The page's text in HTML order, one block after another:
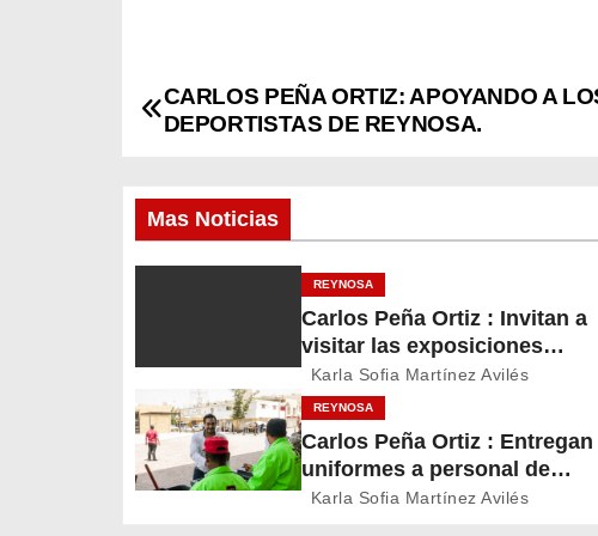
N
v
e
a
c
i
CARLOS PEÑA ORTIZ: APOYANDO A
DEPORTISTAS DE REYNOSA.
Mas Noticias
REYNOSA
Carlos Peña Ortiz : Invitan a
visitar las exposiciones
temporales del Museo del
Ferrocarril Reynosa
Karla Sofia Martínez Avilés
REYNOSA
Carlos Peña Ortiz : Entregan
uniformes a personal de
Servicios Públicos de
Karla Sofia Martínez Avilés